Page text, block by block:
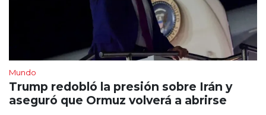
Mundo
Trump redobló la presión sobre Irán y
aseguró que Ormuz volverá a abrirse